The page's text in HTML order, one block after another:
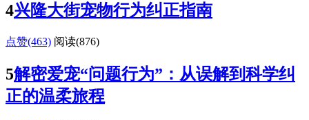
4兴隆大街宠物行为纠正指南
点赞(463) 阅读(876)
5解密爱宠“问题行为”：从误解到科学纠
正的温柔旅程